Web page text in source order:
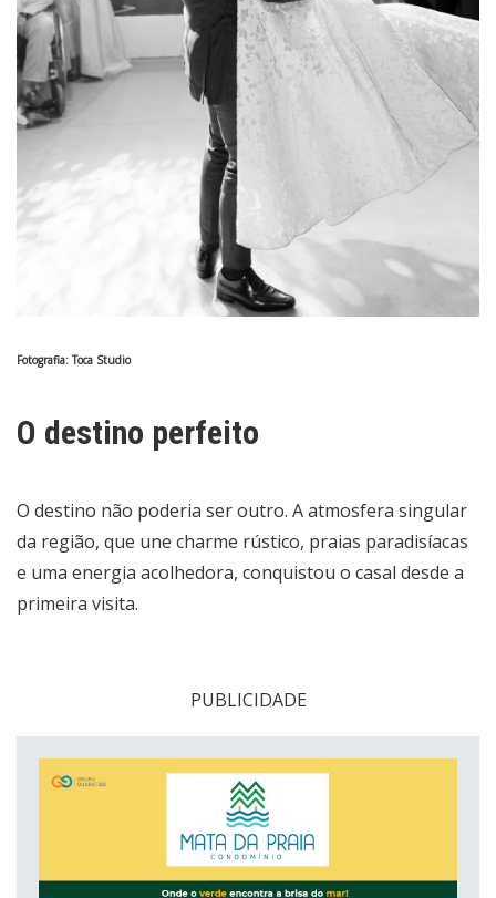
Fotografia: Toca Studio
O destino perfeito
O destino não poderia ser outro. A atmosfera singular
da região, que une charme rústico, praias paradisíacas
e uma energia acolhedora, conquistou o casal desde a
primeira visita.
PUBLICIDADE